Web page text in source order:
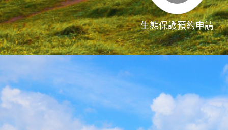
生態保護預約申請